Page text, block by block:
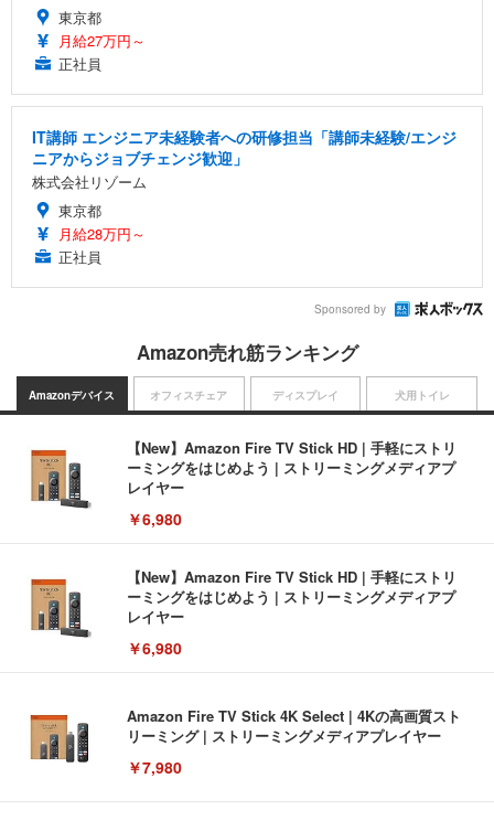
東京都
月給27万円～
正社員
IT講師 エンジニア未経験者への研修担当「講師未経験/エンジ
ニアからジョブチェンジ歓迎」
株式会社リゾーム
東京都
月給28万円～
正社員
Sponsored by
Amazon売れ筋ランキング
Amazonデバイス
【New】Amazon Fire TV Stick HD | 手軽にストリ
ーミングをはじめよう | ストリーミングメディアプ
レイヤー
￥6,980
【New】Amazon Fire TV Stick HD | 手軽にストリ
ーミングをはじめよう | ストリーミングメディアプ
レイヤー
￥6,980
Amazon Fire TV Stick 4K Select | 4Kの高画質スト
リーミング | ストリーミングメディアプレイヤー
￥7,980
オフィスチェア ディスプレイ 犬用トイレ